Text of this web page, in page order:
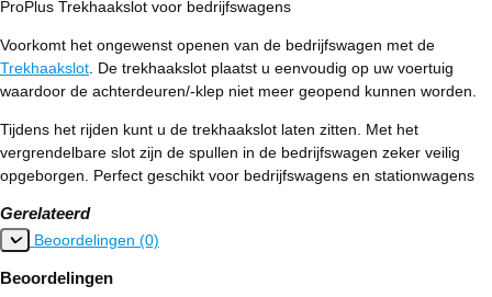
ProPlus Trekhaakslot voor bedrijfswagens
Voorkomt het ongewenst openen van de bedrijfswagen met de
Trekhaakslot . De trekhaakslot plaatst u eenvoudig op uw voertuig
waardoor de achterdeuren/-klep niet meer geopend kunnen worden.
Tijdens het rijden kunt u de trekhaakslot laten zitten. Met het
vergrendelbare slot zijn de spullen in de bedrijfswagen zeker veilig
opgeborgen. Perfect geschikt voor bedrijfswagens en stationwagens
Gerelateerd
Beoordelingen (0)
Beoordelingen